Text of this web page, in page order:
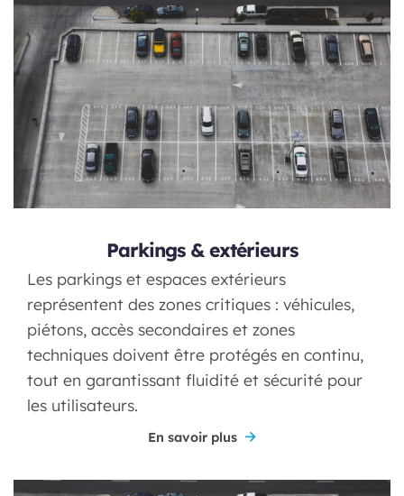
Parkings & extérieurs
Les parkings et espaces extérieurs
représentent des zones critiques : véhicules,
piétons, accès secondaires et zones
techniques doivent être protégés en continu,
tout en garantissant fluidité et sécurité pour
les utilisateurs.
En savoir plus